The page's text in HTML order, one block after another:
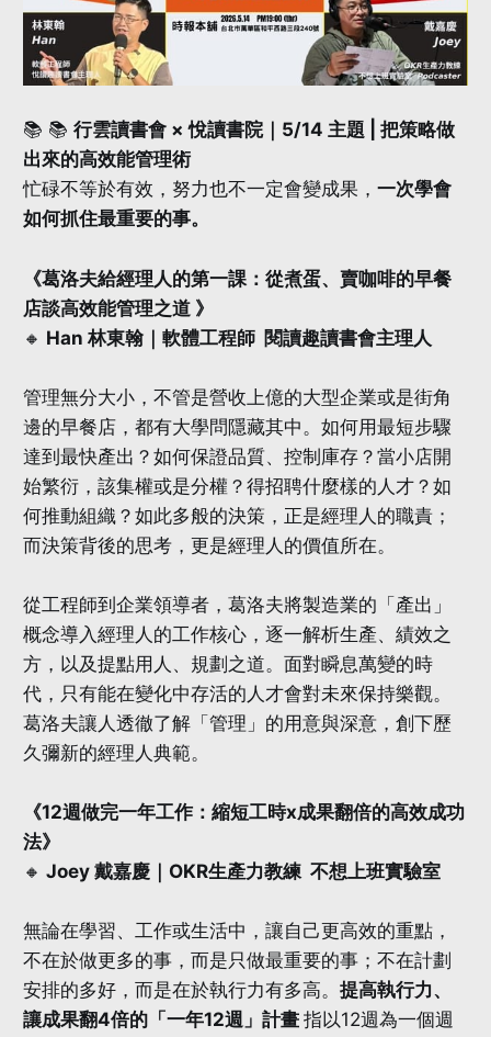
📚 📚 行雲讀書會 × 悅讀書院｜5/14 主題 | 把策略做
出來的高效能管理術
忙碌不等於有效，努力也不一定會變成果， 一次學會
如何抓住最重要的事。
《葛洛夫給經理人的第一課：從煮蛋、賣咖啡的早餐
店談高效能管理之道 》
🔸 Han 林東翰｜軟體工程師 閱讀趣讀書會主理人
管理無分大小，不管是營收上億的大型企業或是街角
邊的早餐店，都有大學問隱藏其中。如何用最短步驟
達到最快產出？如何保證品質、控制庫存？當小店開
始繁衍，該集權或是分權？得招聘什麼樣的人才？如
何推動組織？如此多般的決策，正是經理人的職責；
而決策背後的思考，更是經理人的價值所在。
從工程師到企業領導者，葛洛夫將製造業的「產出」
概念導入經理人的工作核心，逐一解析生產、績效之
方，以及提點用人、規劃之道。面對瞬息萬變的時
代，只有能在變化中存活的人才會對未來保持樂觀。
葛洛夫讓人透徹了解「管理」的用意與深意，創下歷
久彌新的經理人典範。
《12週做完一年工作：縮短工時x成果翻倍的高效成功
法》
🔸 Joey 戴嘉慶｜OKR生產力教練 不想上班實驗室
無論在學習、工作或生活中，讓自己更高效的重點，
不在於做更多的事，而是只做最重要的事；不在計劃
安排的多好，而是在於執行力有多高。 提高執行力、
讓成果翻4倍的「一年12週」計畫 指以12週為一個週